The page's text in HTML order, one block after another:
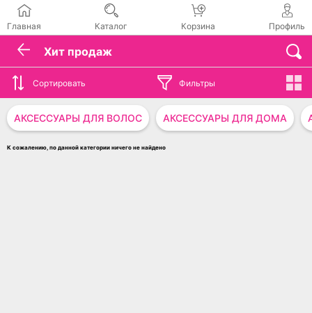
Главная Каталог Корзина Профиль
Хит продаж
Сортировать Фильтры
АКСЕССУАРЫ ДЛЯ ВОЛОС АКСЕССУАРЫ ДЛЯ ДОМА
К сожалению, по данной категории ничего не найдено